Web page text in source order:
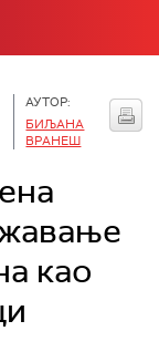
АУТОР:
БИЉАНА
ВРАНЕШ
као